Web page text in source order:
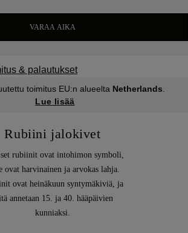
VARAA AIKA
& palautukset
toimitus EU:n alueelta Netherlands.
Lue lisää
Rubiini jalokivet
rubiinit ovat intohimon symboli,
ovat harvinainen ja arvokas lahja.
ovat heinäkuun syntymäkiviä, ja
annetaan 15. ja 40. hääpäivien
kunniaksi.